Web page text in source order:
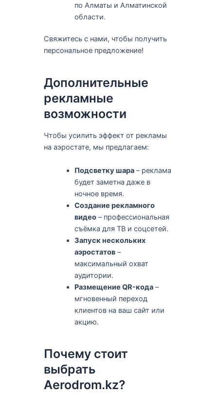
по Алматы и Алматинской
области.
Свяжитесь с нами, чтобы получить
персональное предложение!
Дополнительные
рекламные
возможности
Чтобы усилить эффект от рекламы
на аэростате, мы предлагаем:
Подсветку шара – реклама
будет заметна даже в
ночное время.
Создание рекламного
видео – профессиональная
съёмка для ТВ и соцсетей.
Запуск нескольких
аэростатов –
максимальный охват
аудитории.
Размещение QR-кода –
мгновенный переход
клиентов на ваш сайт или
акцию.
Почему стоит
выбрать
Aerodrom.kz?